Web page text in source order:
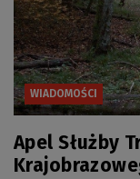
WIADOMOŚCI
Apel Służby